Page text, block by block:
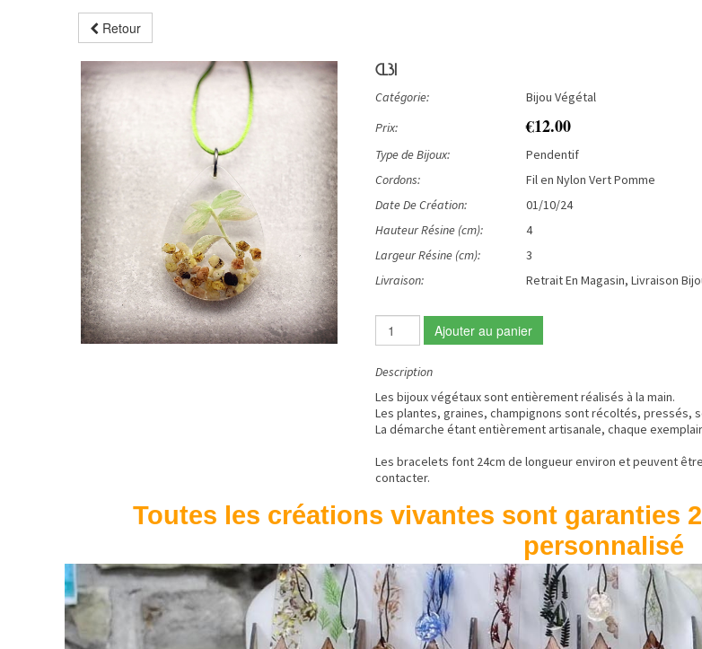
Retour
CL31
Catégorie:
Bijou Végétal
Prix:
€12.00
Type de Bijoux:
Pendentif
Cordons:
Fil en Nylon Vert Pomme
Date De Création:
01/10/24
Hauteur Résine (cm):
4
Largeur Résine (cm):
3
Livraison:
Retrait En Magasin, Livraison
Ajouter au panier
Description
Les bijoux végétaux sont entièrement réalisés à la main.
Les plantes, graines, champignons sont récoltés, pressés,
La démarche étant entièrement artisanale, chaque
Les bracelets font 24cm de longueur environ et peuvent
contacter.
Toutes les créations vivantes sont garanties
personnalisé